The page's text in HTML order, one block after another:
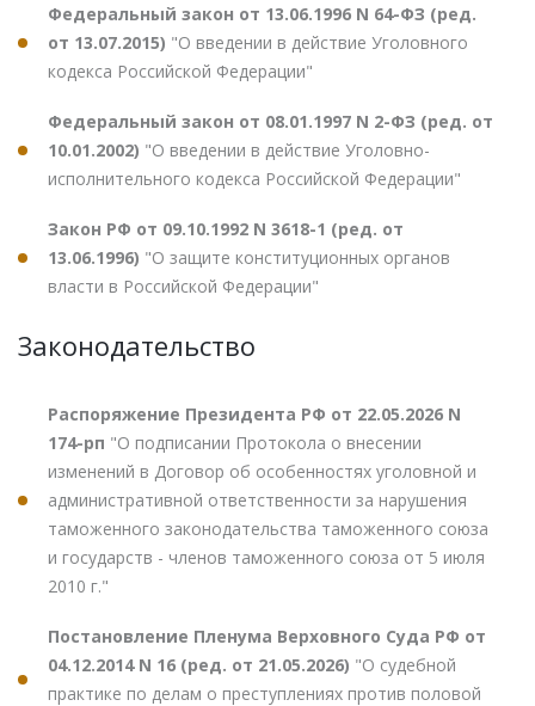
Федеральный закон от 13.06.1996 N 64-ФЗ (ред.
от 13.07.2015) "О введении в действие Уголовного
кодекса Российской Федерации"
Федеральный закон от 08.01.1997 N 2-ФЗ (ред. от
10.01.2002) "О введении в действие Уголовно-
исполнительного кодекса Российской Федерации"
Закон РФ от 09.10.1992 N 3618-1 (ред. от
13.06.1996) "О защите конституционных органов
власти в Российской Федерации"
Законодательство
Распоряжение Президента РФ от 22.05.2026 N
174-рп "О подписании Протокола о внесении
изменений в Договор об особенностях уголовной и
административной ответственности за нарушения
таможенного законодательства таможенного союза
и государств - членов таможенного союза от 5 июля
2010 г."
Постановление Пленума Верховного Суда РФ от
04.12.2014 N 16 (ред. от 21.05.2026) "О судебной
практике по делам о преступлениях против половой